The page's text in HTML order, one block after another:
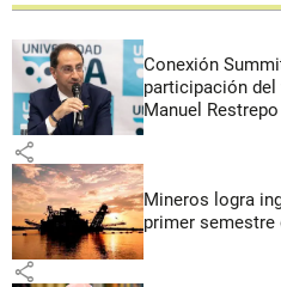
Conexión
participación
Manuel
share
Mineros logra
primer semestre
share